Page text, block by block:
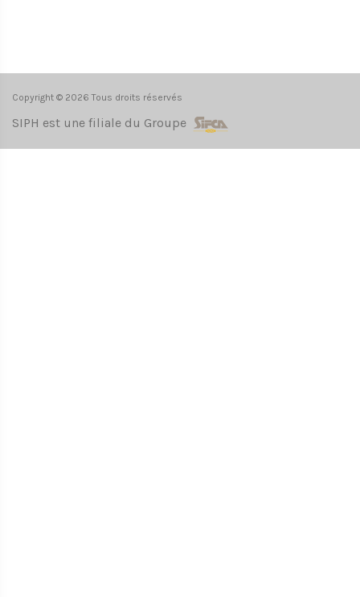
Copyright © 2026 Tous droits réservés
SIPH est une filiale du Groupe